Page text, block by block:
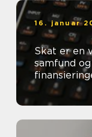
16. januar
Skat er en
samfund